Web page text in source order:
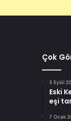
Çok
5 Eylül
Eski
eşi
7 Ocak